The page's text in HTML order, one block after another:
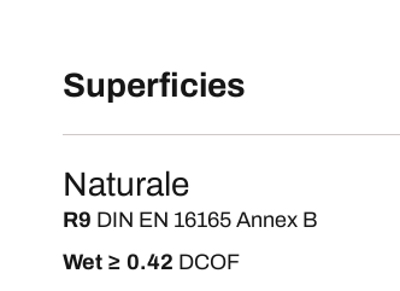
Superficies
Naturale
R9 DIN EN 16165 Annex B
Wet ≥ 0.42 DCOF